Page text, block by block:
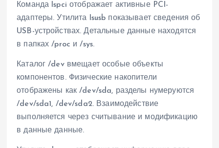
Команда lspci отображает активные PCI-
адаптеры. Утилита lsusb показывает сведения об
USB-устройствах. Детальные данные находятся
в папках /proc и /sys.
Каталог /dev вмещает особые объекты
компонентов. Физические накопители
отображены как /dev/sda, разделы нумеруются
/dev/sda1, /dev/sda2. Взаимодействие
выполняется через считывание и модификацию
в данные данные.